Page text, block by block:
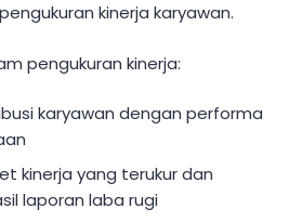
kinerja karyawan.
pengukuran kinerja:
karyawan dengan performa
kinerja yang terukur dan
laporan laba rugi